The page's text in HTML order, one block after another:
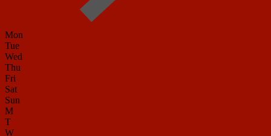
Mon
Tue
Wed
Thu
Fri
Sat
Sun
M
T
W